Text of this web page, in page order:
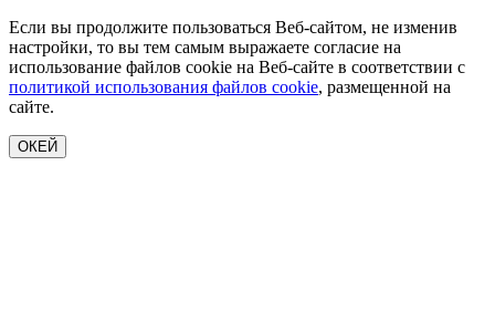
Если вы продолжите пользоваться Веб-сайтом, не изменив
настройки, то вы тем самым выражаете согласие на
использование файлов cookie на Веб-сайте в соответствии с
политикой использования файлов cookie, размещенной на
сайте.
ОКЕЙ